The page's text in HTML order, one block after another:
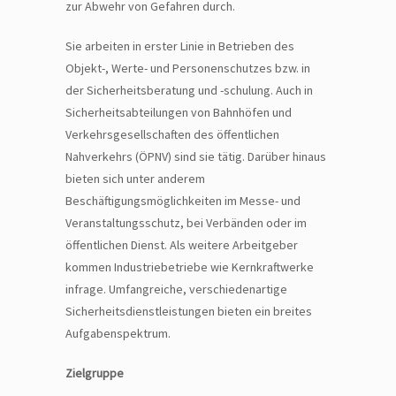
zur Abwehr von Gefahren durch.
Sie arbeiten in erster Linie in Betrieben des
Objekt-, Werte- und Personenschutzes bzw. in
der Sicherheitsberatung und -schulung. Auch in
Sicherheitsabteilungen von Bahnhöfen und
Verkehrsgesellschaften des öffentlichen
Nahverkehrs (ÖPNV) sind sie tätig. Darüber hinaus
bieten sich unter anderem
Beschäftigungsmöglichkeiten im Messe- und
Veranstaltungsschutz, bei Verbänden oder im
öffentlichen Dienst. Als weitere Arbeitgeber
kommen Industriebetriebe wie Kernkraftwerke
infrage. Umfangreiche, verschiedenartige
Sicherheitsdienstleistungen bieten ein breites
Aufgabenspektrum.
Zielgruppe